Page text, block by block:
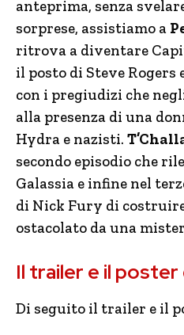
anteprima, senza
sorprese, assistiamo a
ritrova a diventare
il posto di Steve Rogers
con i pregiudizi che
alla presenza di una
Hydra e nazisti.
secondo episodio che
Galassia e infine nel
di Nick Fury di
ostacolato da una
Il trailer e il poster
Di seguito il trailer e il